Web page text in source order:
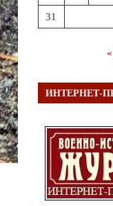
31
ИНТЕРНЕТ-